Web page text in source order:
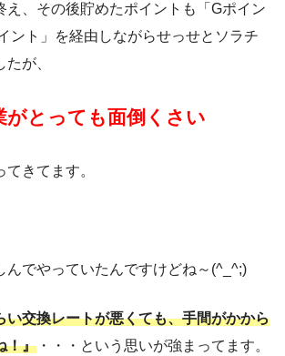
え、その後貯めたポイントも「Gポイン
ント」を経由しながらせっせとソラチ
が、
がとっても面倒くさい
きてます。
んでやっていたんですけどね～(^_^;)
い交換レートが悪くても、手間がかから
！』 ・・・という思いが強まってます。